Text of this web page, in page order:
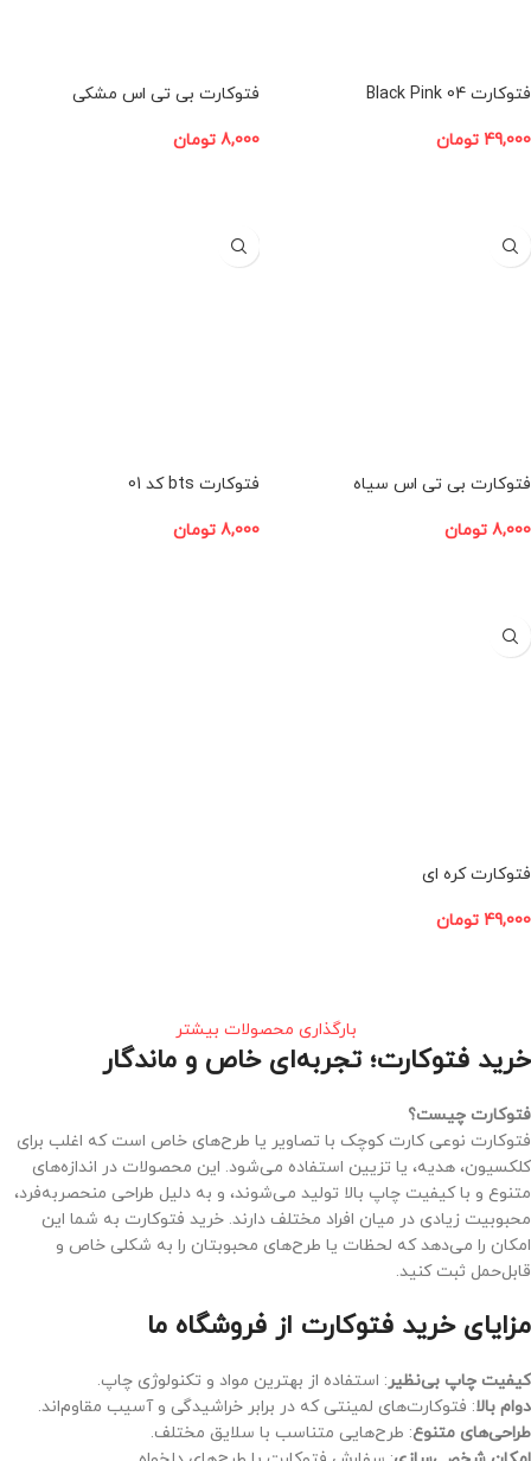
فتوکارت Black Pink 04
49,000 تومان
فتوکارت بی تی اس مشکی
8,000 تومان
فتوکارت بی تی اس سیاه
8,000 تومان
فتوکارت bts کد 01
8,000 تومان
فتوکارت کره ای
49,000 تومان
بارگذاری محصولات بیشتر
خرید فتوکارت؛ تجربه‌ای خاص و ماندگار
فتوکارت چیست؟
فتوکارت نوعی کارت کوچک با تصاویر یا طرح‌های خاص است که اغلب برای
کلکسیون، هدیه، یا تزیین استفاده می‌شود. این محصولات در اندازه‌های
متنوع و با کیفیت چاپ بالا تولید می‌شوند، و به دلیل طراحی منحصربه‌فرد،
محبوبیت زیادی در میان افراد مختلف دارند. خرید فتوکارت به شما این
امکان را می‌دهد که لحظات یا طرح‌های محبوبتان را به شکلی خاص و
قابل‌حمل ثبت کنید.
مزایای خرید فتوکارت از فروشگاه ما
کیفیت چاپ بی‌نظیر: استفاده از بهترین مواد و تکنولوژی چاپ.
دوام بالا: فتوکارت‌های لمینتی که در برابر خراشیدگی و آسیب مقاوم‌اند.
طراحی‌های متنوع: طرح‌هایی متناسب با سلایق مختلف.